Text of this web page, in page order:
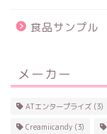
食品サンプル
メーカー
ATエンタープライズ (3)
Creamiicandy (3)